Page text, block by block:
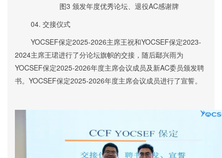
图3 颁发年度优秀论坛、退役AC感谢牌
04. 交接仪式
YOCSEF保定2025-2026主席王祝和YOCSEF保定2023-
2024主席王珺进行了分论坛旗帜的交接，随后鄢兴雨为
YOCSEF保定2025-2026年度主席会议成员及新AC委员颁发聘
书。 YOCSEF保定2025-2026年度主席会议成员进行了宣誓。